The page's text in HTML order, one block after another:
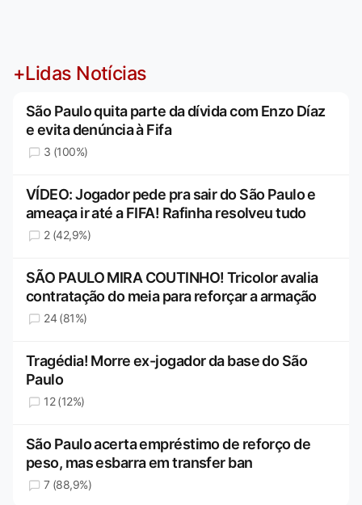
+Lidas Notícias
São Paulo quita parte da dívida com Enzo Díaz
e evita denúncia à Fifa
3 (100%)
VÍDEO: Jogador pede pra sair do São Paulo e
ameaça ir até a FIFA! Rafinha resolveu tudo
2 (42,9%)
SÃO PAULO MIRA COUTINHO! Tricolor avalia
contratação do meia para reforçar a armação
24 (81%)
Tragédia! Morre ex-jogador da base do São
Paulo
12 (12%)
São Paulo acerta empréstimo de reforço de
peso, mas esbarra em transfer ban
7 (88,9%)